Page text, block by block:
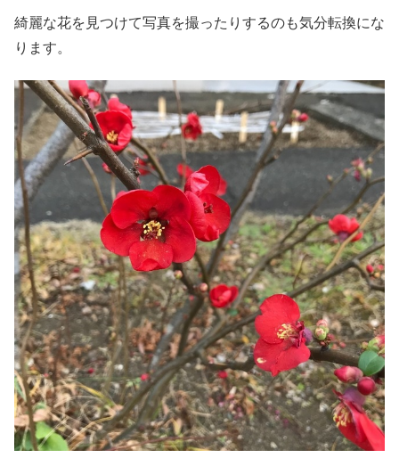
綺麗な花を見つけて写真を撮ったりするのも気分転換にな
ります。